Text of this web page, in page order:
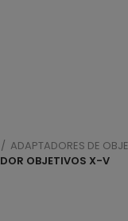
ADAPTADORES DE
OBJETIVOS X-V